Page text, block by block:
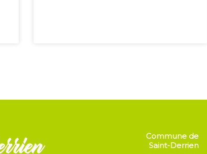
Commune de
Saint-Derrien